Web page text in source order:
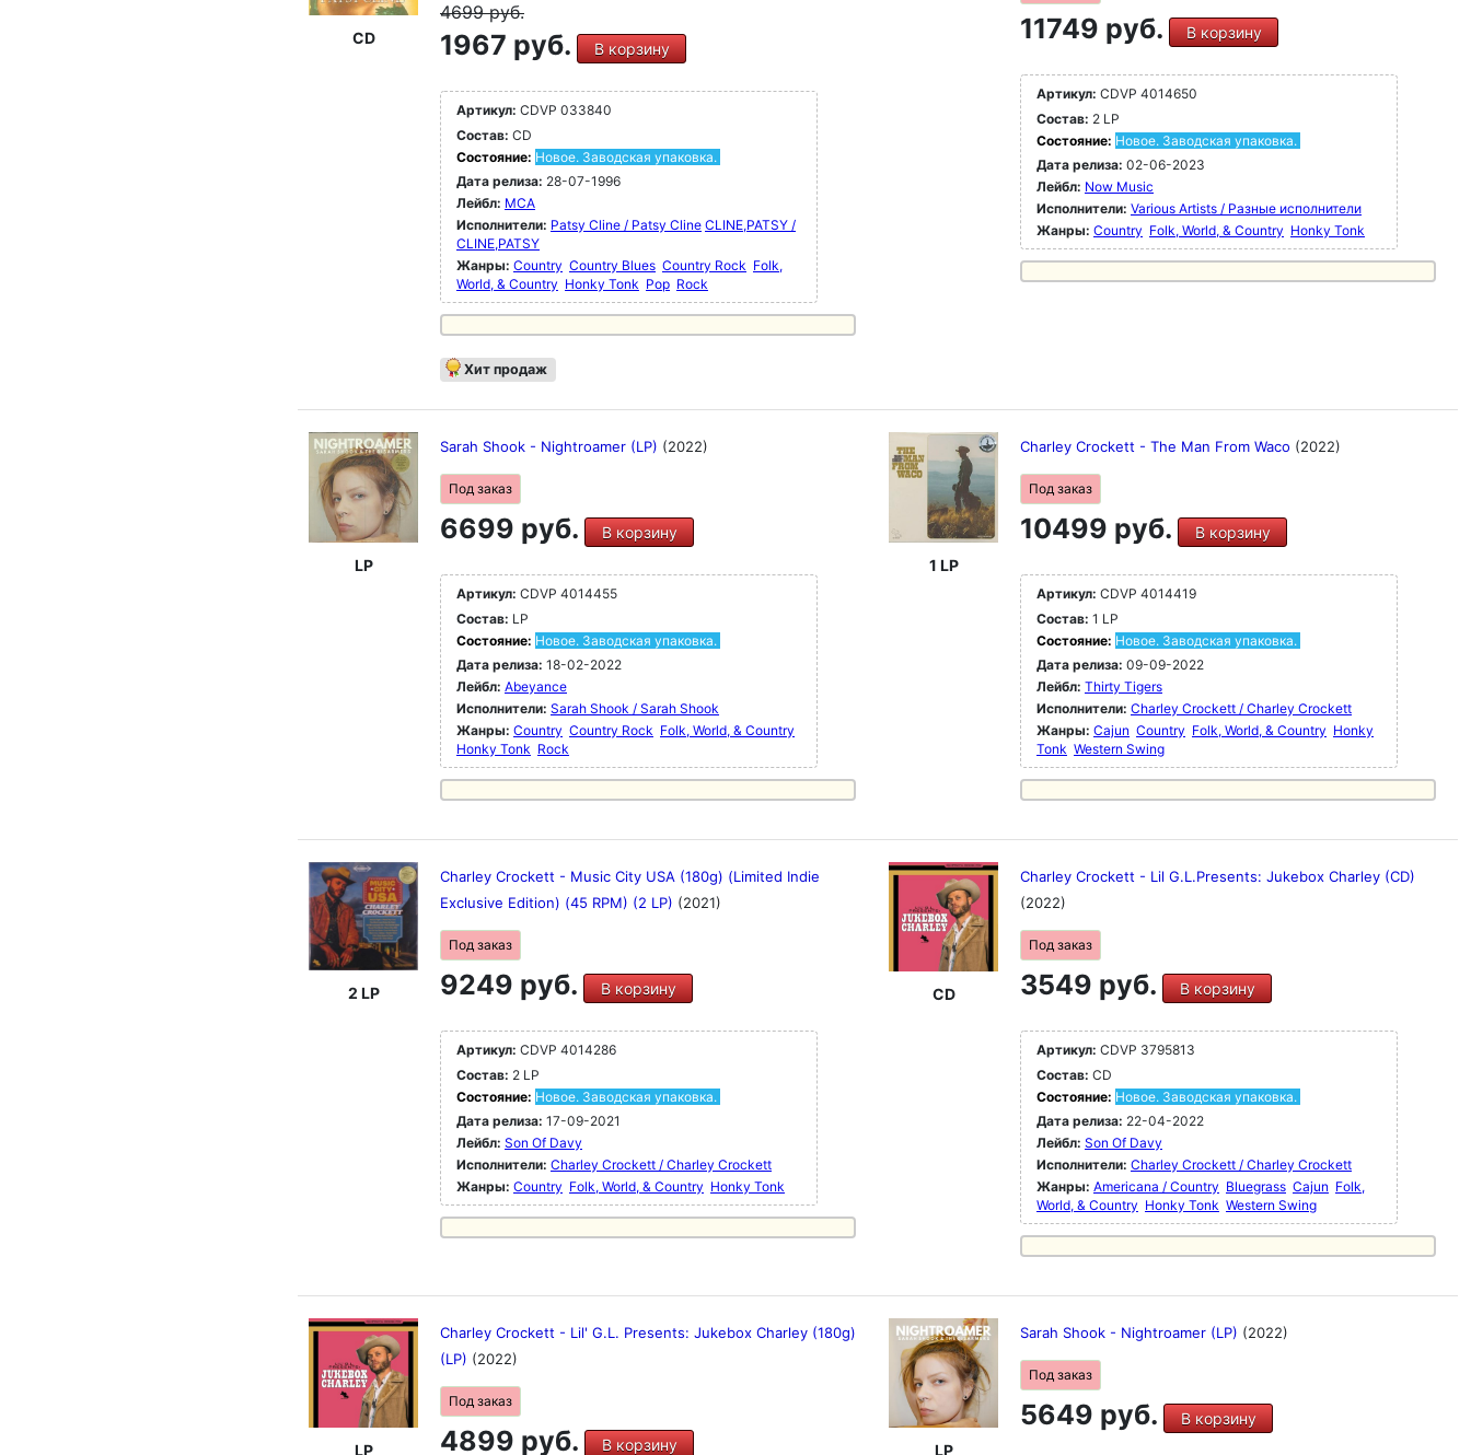
CD
4699руб.
1967 руб. В корзину
Артикул: CDVP 033840
Состав: CD
Состояние: Новое. Заводская упаковка.
Дата релиза: 28-07-1996
Лейбл: MCA
Исполнители: Patsy Cline / Patsy Cline CLINE,PATSY /
CLINE,PATSY
Жанры: Country Country Blues Country Rock Folk,
World, & Country Honky Tonk Pop Rock
Хит продаж
11749 руб. В корзину
Артикул: CDVP 4014650
Состав: 2 LP
Состояние: Новое. Заводская упаковка.
Дата релиза: 02-06-2023
Лейбл: Now Music
Исполнители: Various Artists / Разные исполнители
Жанры: Country Folk, World, & Country Honky Tonk
LP
Sarah Shook - Nightroamer (LP) (2022)
Под заказ
6699 руб. В корзину
Артикул: CDVP 4014455
Состав: LP
Состояние: Новое. Заводская упаковка.
Дата релиза: 18-02-2022
Лейбл: Abeyance
Исполнители: Sarah Shook / Sarah Shook
Жанры: Country Country Rock Folk, World, & Country
Honky Tonk Rock
1 LP
Charley Crockett - The Man From Waco (2022)
Под заказ
10499 руб. В корзину
Артикул: CDVP 4014419
Состав: 1 LP
Состояние: Новое. Заводская упаковка.
Дата релиза: 09-09-2022
Лейбл: Thirty Tigers
Исполнители: Charley Crockett / Charley Crockett
Жанры: Cajun Country Folk, World, & Country Honky
Tonk Western Swing
2 LP
Charley Crockett - Music City USA (180g) (Limited Indie
Exclusive Edition) (45 RPM) (2 LP) (2021)
Под заказ
9249 руб. В корзину
Артикул: CDVP 4014286
Состав: 2 LP
Состояние: Новое. Заводская упаковка.
Дата релиза: 17-09-2021
Лейбл: Son Of Davy
Исполнители: Charley Crockett / Charley Crockett
Жанры: Country Folk, World, & Country Honky Tonk
CD
Charley Crockett - Lil G.L.Presents: Jukebox Charley (CD)
(2022)
Под заказ
3549 руб. В корзину
Артикул: CDVP 3795813
Состав: CD
Состояние: Новое. Заводская упаковка.
Дата релиза: 22-04-2022
Лейбл: Son Of Davy
Исполнители: Charley Crockett / Charley Crockett
Жанры: Americana / Country Bluegrass Cajun Folk,
World, & Country Honky Tonk Western Swing
LP
Charley Crockett - Lil' G.L. Presents: Jukebox Charley (180g)
(LP) (2022)
Под заказ
4899 руб. В корзину LP
Sarah Shook - Nightroamer (LP) (2022)
Под заказ
5649 руб. В корзину